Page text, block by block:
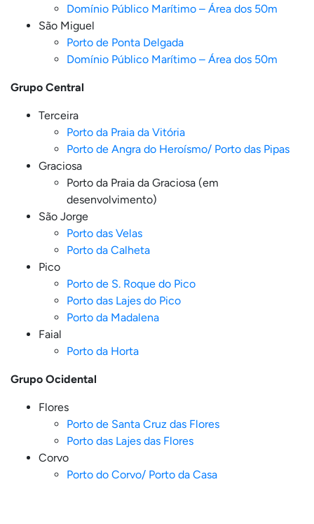
Domínio Público Marítimo – Área dos 50m
São Miguel
Porto de Ponta Delgada
Domínio Público Marítimo – Área dos 50m
Grupo Central
Terceira
Porto da Praia da Vitória
Porto de Angra do Heroísmo/ Porto das Pipas
Graciosa
Porto da Praia da Graciosa (em
desenvolvimento)
São Jorge
Porto das Velas
Porto da Calheta
Pico
Porto de S. Roque do Pico
Porto das Lajes do Pico
Porto da Madalena
Faial
Porto da Horta
Grupo Ocidental
Flores
Porto de Santa Cruz das Flores
Porto das Lajes das Flores
Corvo
Porto do Corvo/ Porto da Casa